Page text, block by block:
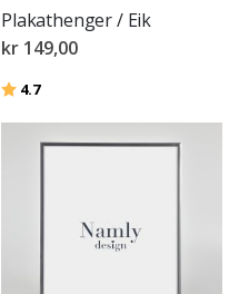
Plakathenger / Eik
kr 149,00
Karakter:
4.7av 5 mulige